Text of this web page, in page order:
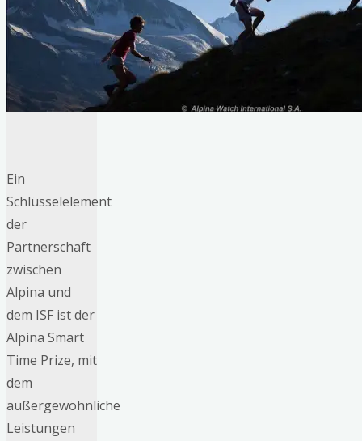
Ein
Schlüsselelement
der
Partnerschaft
zwischen
Alpina und
dem ISF ist der
Alpina Smart
Time Prize, mit
dem
außergewöhnliche
Leistungen